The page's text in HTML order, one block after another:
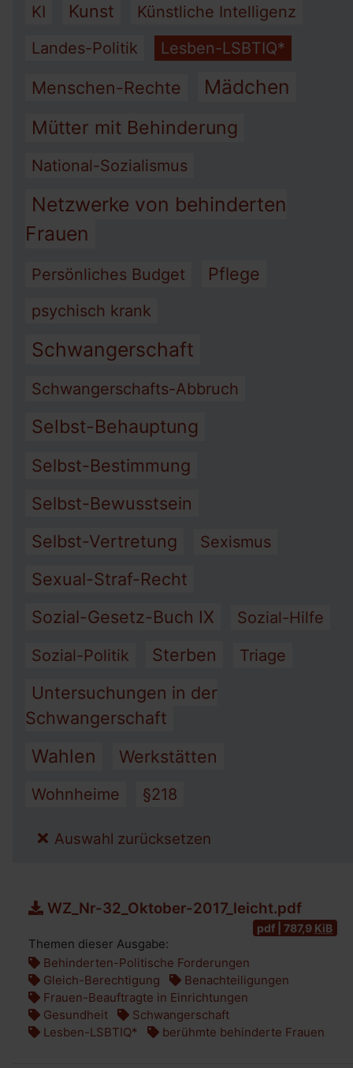
KI Kunst
Künstliche Intelligenz
Landes-Politik
Lesben-LSBTIQ*
Menschen-Rechte Mädchen
Mütter mit Behinderung
National-Sozialismus
Netzwerke von behinderten
Frauen
Persönliches Budget Pflege
psychisch krank
Schwangerschaft
Schwangerschafts-Abbruch
Selbst-Behauptung
Selbst-Bestimmung
Selbst-Bewusstsein
Selbst-Vertretung
Sexismus
Sexual-Straf-Recht
Sozial-Gesetz-Buch IX
Sozial-Hilfe
Sozial-Politik
Sterben Triage
Untersuchungen in der
Schwangerschaft
Wahlen Werkstätten
Wohnheime §218
Auswahl zurücksetzen
WZ_Nr-32_Oktober-2017_leicht.pdf
pdf | 787,9 KiB
Themen dieser Ausgabe:
Behinderten-Politische Forderungen
Gleich-Berechtigung
Benachteiligungen
Frauen-Beauftragte in Einrichtungen
Gesundheit
Schwangerschaft
Lesben-LSBTIQ*
berühmte behinderte Frauen